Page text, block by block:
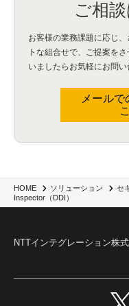
HOME ソリューション セ
Inspector（DDI）
ご相
お客様の業務課題に応じ
トな組合せで、 ご提案を
いましたらお気軽にお問い
メール
NTTインテグレーション株